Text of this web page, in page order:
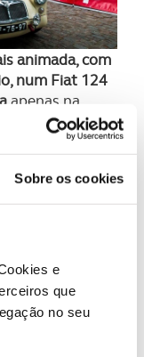
Sobre os cookies
e
que
no seu
animada, com
num Fiat 124
apenas na
equipa a
honra da prova.
vez que as
Leal
Pedro
o
por
dos mais
Pedro Brito